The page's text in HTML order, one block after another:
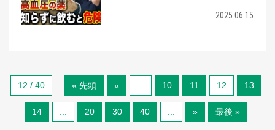
2025.06.15
12 / 40 « 先頭 « 10 11 12 13
14 20 30 40 » 最後 »